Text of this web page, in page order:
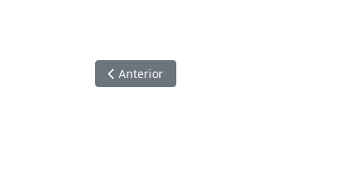
Artículo anterior: SOSTIENEN REUNIÓN DE
Anterior